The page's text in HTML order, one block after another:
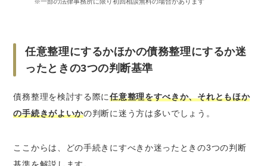
任意整理にするかほかの債務整理にするか迷
ったときの3つの判断基準
債務整理を検討する際に任意整理をすべきか、それともほか
の手続きがよいかの判断に迷う方は多いでしょう。
ここからは、どの手続きにすべきか迷ったときの3つの判断
基準を解説します。